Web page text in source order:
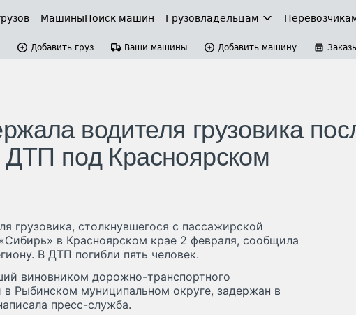
МашиныПоиск машин Грузовладельцам
Добавить груз Ваши машины Добавить машину
водителя грузовика
ДТП под Красноярском
грузовика, столкнувшегося с пассажирской
в Красноярском крае 2 февраля, сообщила
В ДТП погибли пять человек.
виновником дорожно-транспортного
Рыбинском муниципальном округе, задержан в
пресс-служба.